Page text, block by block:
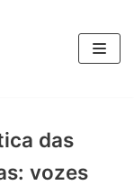
das
vozes